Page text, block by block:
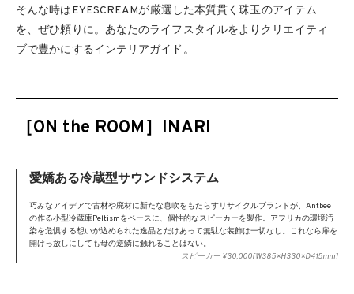
そんな時はEYESCREAMが厳選した本質貫く珠玉のアイテム
を、ぜひ頼りに。あなたのライフスタイルをよりクリエイティ
ブで豊かにするインテリアガイド。
［ON the ROOM］INARI
愛嬌ある冷蔵型サウンドシステム
巧みなアイデアで古材や廃材に新たな息吹をもたらすリサイクルブランドが、Antbee
の作る小型冷蔵庫Peltismをベースに、個性的なスピーカーを製作。アフリカの環境汚
染を危惧する想いが込められた逸品とだけあって無駄な装飾は一切なし。これなら扉を
開けっ放しにしても母の逆鱗に触れることはない。
スピーカー ¥30,000[W385×H330×D415mm]